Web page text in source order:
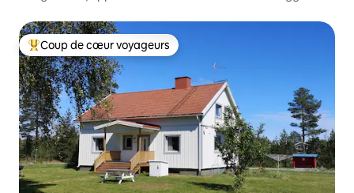
Coups de cœur voyageurs les plus appréciés
Coup de cœur voyageurs